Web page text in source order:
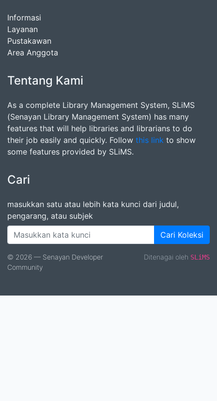
Informasi
Layanan
Pustakawan
Area Anggota
Tentang Kami
As a complete Library Management System, SLiMS
(Senayan Library Management System) has many
features that will help libraries and librarians to do
their job easily and quickly. Follow this link to show
some features provided by SLiMS.
Cari
masukkan satu atau lebih kata kunci dari judul,
pengarang, atau subjek
Cari Koleksi
© 2026 — Senayan Developer
Community
Ditenagai oleh SLiMS